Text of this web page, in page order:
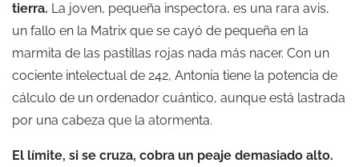
tierra. La joven, pequeña inspectora, es una rara avis,
un fallo en la Matrix que se cayó de pequeña en la
marmita de las pastillas rojas nada más nacer. Con un
cociente intelectual de 242, Antonia tiene la potencia de
cálculo de un ordenador cuántico, aunque está lastrada
por una cabeza que la atormenta.
El límite, si se cruza, cobra un peaje demasiado alto.